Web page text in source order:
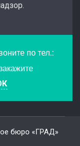
по тел.:
бюро «ГРАД»